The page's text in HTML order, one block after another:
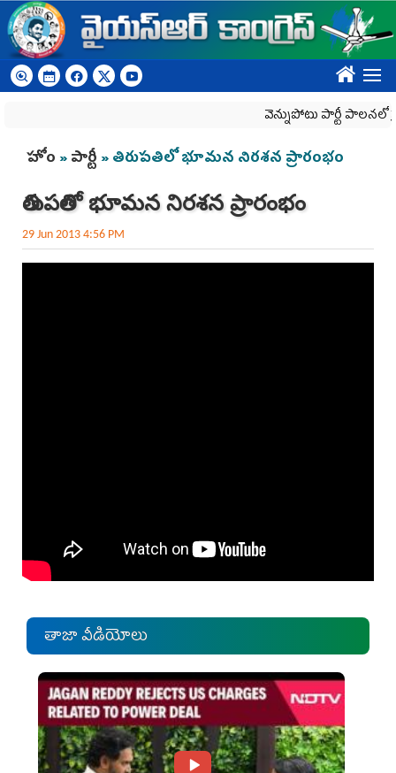
Skip to main content
????
వెన్నుపోటు పార్టీ పాలనలో
You are here
హోం »పార్టీ » తిరుపతిలో భూమన నిరశన ప్రారంభం
తిరుపతిలో భూమన నిరశన ప్రారంభం
29 Jun 2013 4:56 PM
తాజా వీడియోలు